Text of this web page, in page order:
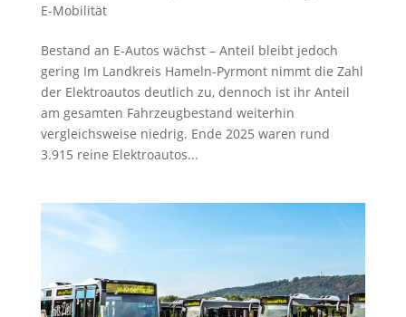
E-Mobilität
Bestand an E-Autos wächst – Anteil bleibt jedoch
gering Im Landkreis Hameln-Pyrmont nimmt die Zahl
der Elektroautos deutlich zu, dennoch ist ihr Anteil
am gesamten Fahrzeugbestand weiterhin
vergleichsweise niedrig. Ende 2025 waren rund
3.915 reine Elektroautos...